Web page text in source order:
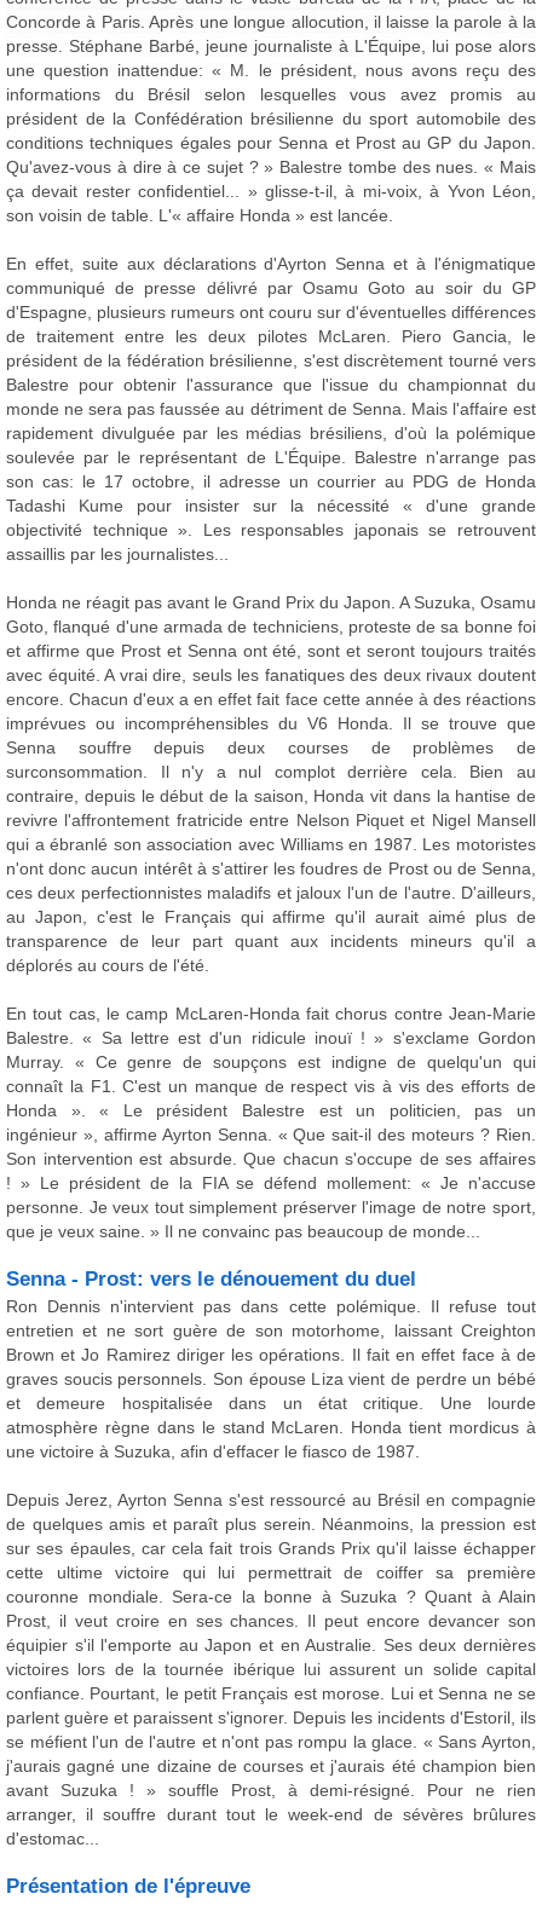
Concorde à Paris. Après une longue allocution, il laisse la parole à la
presse. Stéphane Barbé, jeune journaliste à L'Équipe, lui pose alors
une question inattendue: « M. le président, nous avons reçu des
informations du Brésil selon lesquelles vous avez promis au
président de la Confédération brésilienne du sport automobile des
conditions techniques égales pour Senna et Prost au GP du Japon.
Qu'avez-vous à dire à ce sujet ? » Balestre tombe des nues. « Mais
ça devait rester confidentiel... » glisse-t-il, à mi-voix, à Yvon Léon,
son voisin de table. L'« affaire Honda » est lancée.
En effet, suite aux déclarations d'Ayrton Senna et à l'énigmatique
communiqué de presse délivré par Osamu Goto au soir du GP
d'Espagne, plusieurs rumeurs ont couru sur d'éventuelles différences
de traitement entre les deux pilotes McLaren. Piero Gancia, le
président de la fédération brésilienne, s'est discrètement tourné vers
Balestre pour obtenir l'assurance que l'issue du championnat du
monde ne sera pas faussée au détriment de Senna. Mais l'affaire est
rapidement divulguée par les médias brésiliens, d'où la polémique
soulevée par le représentant de L'Équipe. Balestre n'arrange pas
son cas: le 17 octobre, il adresse un courrier au PDG de Honda
Tadashi Kume pour insister sur la nécessité « d'une grande
objectivité technique ». Les responsables japonais se retrouvent
assaillis par les journalistes...
Honda ne réagit pas avant le Grand Prix du Japon. A Suzuka, Osamu
Goto, flanqué d'une armada de techniciens, proteste de sa bonne foi
et affirme que Prost et Senna ont été, sont et seront toujours traités
avec équité. A vrai dire, seuls les fanatiques des deux rivaux doutent
encore. Chacun d'eux a en effet fait face cette année à des réactions
imprévues ou incompréhensibles du V6 Honda. Il se trouve que
Senna souffre depuis deux courses de problèmes de
surconsommation. Il n'y a nul complot derrière cela. Bien au
contraire, depuis le début de la saison, Honda vit dans la hantise de
revivre l'affrontement fratricide entre Nelson Piquet et Nigel Mansell
qui a ébranlé son association avec Williams en 1987. Les motoristes
n'ont donc aucun intérêt à s'attirer les foudres de Prost ou de Senna,
ces deux perfectionnistes maladifs et jaloux l'un de l'autre. D'ailleurs,
au Japon, c'est le Français qui affirme qu'il aurait aimé plus de
transparence de leur part quant aux incidents mineurs qu'il a
déplorés au cours de l'été.
En tout cas, le camp McLaren-Honda fait chorus contre Jean-Marie
Balestre. « Sa lettre est d'un ridicule inouï ! » s'exclame Gordon
Murray. « Ce genre de soupçons est indigne de quelqu'un qui
connaît la F1. C'est un manque de respect vis à vis des efforts de
Honda ». « Le président Balestre est un politicien, pas un
ingénieur », affirme Ayrton Senna. « Que sait-il des moteurs ? Rien.
Son intervention est absurde. Que chacun s'occupe de ses affaires
! » Le président de la FIA se défend mollement: « Je n'accuse
personne. Je veux tout simplement préserver l'image de notre sport,
que je veux saine. » Il ne convainc pas beaucoup de monde...
Senna - Prost: vers le dénouement du duel
Ron Dennis n'intervient pas dans cette polémique. Il refuse tout
entretien et ne sort guère de son motorhome, laissant Creighton
Brown et Jo Ramirez diriger les opérations. Il fait en effet face à de
graves soucis personnels. Son épouse Liza vient de perdre un bébé
et demeure hospitalisée dans un état critique. Une lourde
atmosphère règne dans le stand McLaren. Honda tient mordicus à
une victoire à Suzuka, afin d'effacer le fiasco de 1987.
Depuis Jerez, Ayrton Senna s'est ressourcé au Brésil en compagnie
de quelques amis et paraît plus serein. Néanmoins, la pression est
sur ses épaules, car cela fait trois Grands Prix qu'il laisse échapper
cette ultime victoire qui lui permettrait de coiffer sa première
couronne mondiale. Sera-ce la bonne à Suzuka ? Quant à Alain
Prost, il veut croire en ses chances. Il peut encore devancer son
équipier s'il l'emporte au Japon et en Australie. Ses deux dernières
victoires lors de la tournée ibérique lui assurent un solide capital
confiance. Pourtant, le petit Français est morose. Lui et Senna ne se
parlent guère et paraissent s'ignorer. Depuis les incidents d'Estoril, ils
se méfient l'un de l'autre et n'ont pas rompu la glace. « Sans Ayrton,
j'aurais gagné une dizaine de courses et j'aurais été champion bien
avant Suzuka ! » souffle Prost, à demi-résigné. Pour ne rien
arranger, il souffre durant tout le week-end de sévères brûlures
d'estomac...
Présentation de l'épreuve